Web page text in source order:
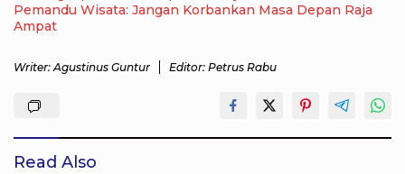
Pemandu Wisata: Jangan Korbankan Masa Depan Raja
Ampat
Writer: Agustinus Guntur Editor: Petrus Rabu
Read Also